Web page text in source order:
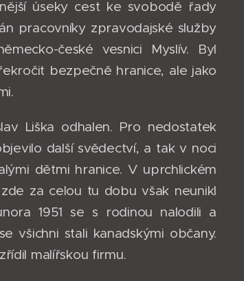
úseky cest ke svobodě řady
pracovníky zpravodajské služby
české vesnici Myslív. Byl
bezpečně hranice, ale jako
Liška odhalen. Pro nedostatek
další svědectví, a tak v noci
dětmi hranice. V uprchlickém
za celou tu dobu však neunikl
1951 se s rodinou nalodili a
všichni stali kanadskými občany.
malířskou firmu.